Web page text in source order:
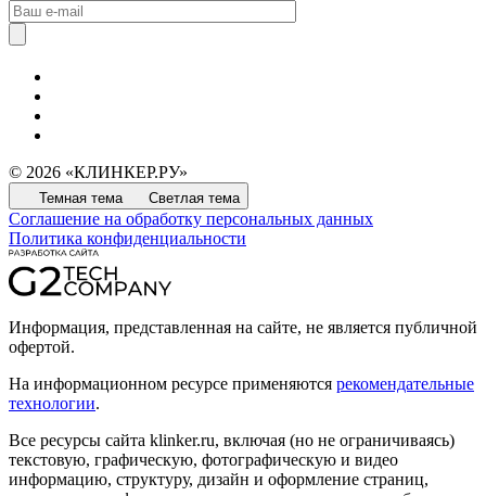
© 2026 «КЛИНКЕР.РУ»
Темная тема Светлая тема
Соглашение на обработку персональных данных
Политика конфиденциальности
Информация, представленная на сайте, не является публичной
офертой.
На информационном ресурсе применяются рекомендательные
технологии.
Все ресурсы сайта klinker.ru, включая (но не ограничиваясь)
текстовую, графическую, фотографическую и видео
информацию, структуру, дизайн и оформление страниц,